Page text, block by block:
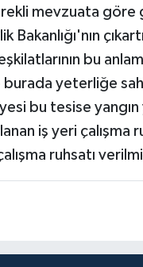
mevzuata göre
Bakanlığı'nın
bu
yeterliğe
bu tesise
iş yeri çalışma
ruhsatı